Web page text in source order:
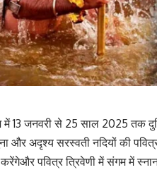
में 13 जनवरी से 25 साल 2025 तक
और अदृश्य सरस्वती नदियों की
करेंगेऔर पवित्र त्रिवेणी में संगम में